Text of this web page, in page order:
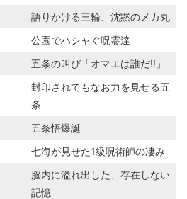
語りかける三輪、沈黙のメカ丸
公園でハシャぐ呪霊達
五条の叫び「オマエは誰だ!!」
封印されてもなお力を見せる五
条
五条悟爆誕
七海が見せた1級呪術師の凄み
脳内に溢れ出した、存在しない
記憶